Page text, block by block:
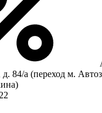
84/а (переход м.